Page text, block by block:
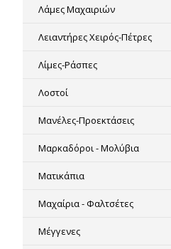
Λάμες Μαχαιριών
Λειαντήρες Χειρός-Πέτρες
Λίμες-Ράσπες
Λοστοί
Μανέλες-Προεκτάσεις
Μαρκαδόροι - Μολύβια
Ματικάπια
Μαχαίρια - Φαλτσέτες
Μέγγενες